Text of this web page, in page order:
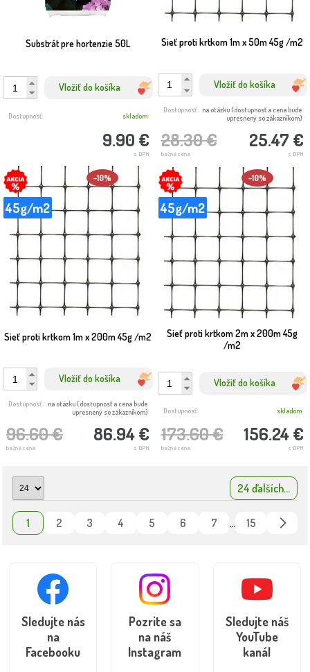
Substrát pre hortenzie 50L
Vložiť do košíka
9.90 €
s DPH
Dostupnosť: skladom
Sieť proti krtkom 1m x 50m 45g /m2
Vložiť do košíka
28.30 €
bežná cena
25.47 €
s DPH
Dostupnosť:
na otázku (dostupnosť a cena bude
upresnený so zákazníkom)
Sieť proti krtkom 1m x 200m 45g /m2
45g/m2
-10%
Vložiť do košíka
96.60 €
bežná cena
86.94 €
s DPH
Dostupnosť:
na otázku (dostupnosť a cena bude
upresnený so zákazníkom)
Sieť proti krtkom 2m x 200m 45g
/m2
45g/m2
-10%
Vložiť do košíka
173.60 €
bežná cena
156.24 €
s DPH
Dostupnosť: skladom
24 ďalších...
1 2 3 4 5 6 7 ... 15
Sledujte nás
na
Facebooku
Pozrite sa
na náš
Instagram
Sledujte náš
YouTube
kanál